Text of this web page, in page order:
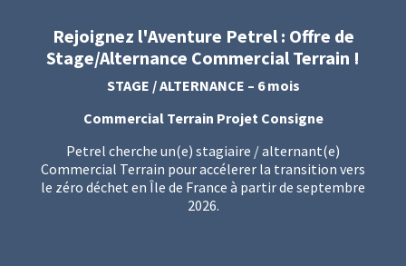
Rejoignez l'Aventure Petrel : Offre de
Stage/Alternance Commercial Terrain !
STAGE / ALTERNANCE – 6 mois
Commercial Terrain Projet Consigne
Petrel cherche un(e) stagiaire / alternant(e)
Commercial Terrain pour accélerer la transition vers
le zéro déchet en Île de France à partir de septembre
2026.